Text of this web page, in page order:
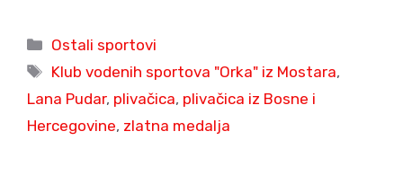
Categories
Ostali sportovi
Tags
Klub vodenih sportova "Orka" iz Mostara,
Lana Pudar, plivačica, plivačica iz Bosne i
Hercegovine, zlatna medalja